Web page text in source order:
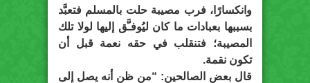
وانكسارًا، فرب مصيبة حلت بالمسلم فتعبَّد
بسببها بعبادات ما كان ليُوفـَّق إليها لولا تلك
المصيبة؛ فتنقلب في حقه نعمة قبل أن
تكون نقمة.
قال بعض الصالحين: “من ظن أنه يصل إلى